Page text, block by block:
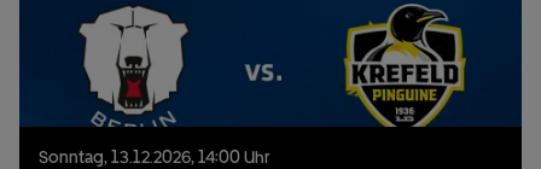
Sonntag,13.12.2026,14:00 Uhr